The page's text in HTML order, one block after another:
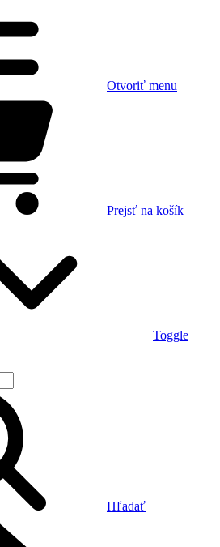
Otvoriť menu
Prejsť na košík
Toggle
Hľadať